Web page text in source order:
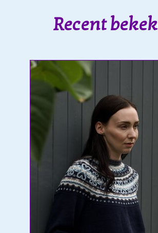
Recent